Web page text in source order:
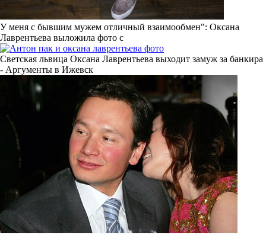
У меня с бывшим мужем отличный взаимообмен": Оксана
Лаврентьева выложила фото с
Светская львица Оксана Лаврентьева выходит замуж за банкира
- Аргументы в Ижевск